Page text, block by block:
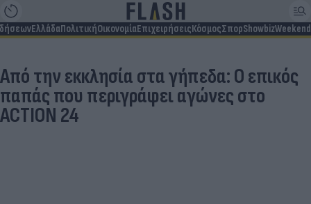
ΕλλάδαΠολιτικήΟικονομίαΕπιχειρήσειςΚόσμοςΣπορShowbizWeekend
Από την εκκλησία στα γήπεδα: Ο επικός
παπάς που περιγράφει αγώνες στο
ACTION 24